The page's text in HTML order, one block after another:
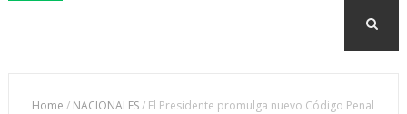
Home / NACIONALES/ El Presidente promulga nuevo Código Penal